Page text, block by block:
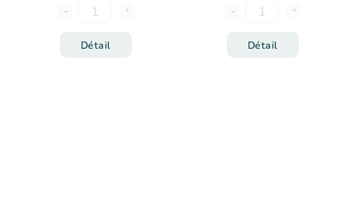
Détail Détail